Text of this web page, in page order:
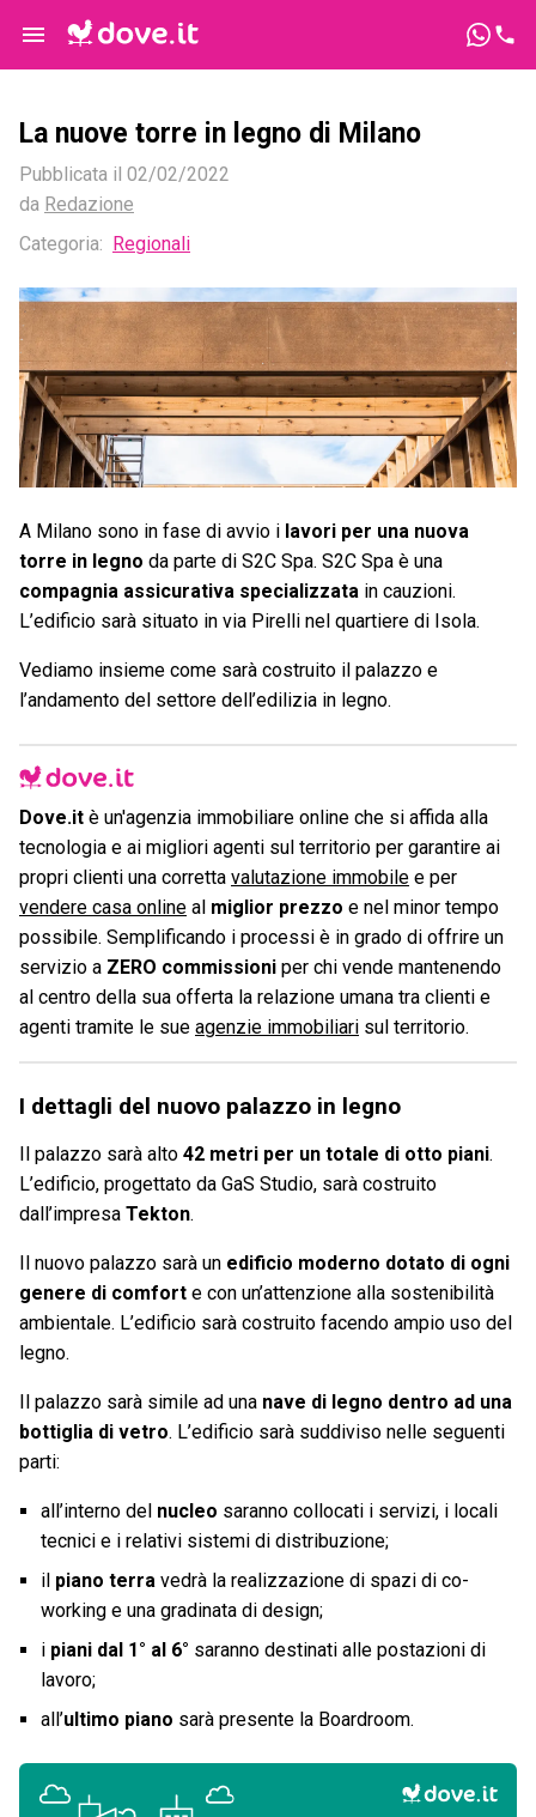
La nuove torre in legno di Milano
Pubblicata il 02/02/2022
da Redazione
Categoria:
Regionali
A Milano sono in fase di avvio i lavori per una nuova
torre in legno da parte di S2C Spa. S2C Spa è una
compagnia assicurativa specializzata in cauzioni.
L’edificio sarà situato in via Pirelli nel quartiere di Isola.
Vediamo insieme come sarà costruito il palazzo e
l’andamento del settore dell’edilizia in legno.
Dove.it è un'agenzia immobiliare online che si affida alla
tecnologia e ai migliori agenti sul territorio per garantire ai
propri clienti una corretta valutazione immobile e per
vendere casa online al miglior prezzo e nel minor tempo
possibile. Semplificando i processi è in grado di offrire un
servizio a ZERO commissioni per chi vende mantenendo
al centro della sua offerta la relazione umana tra clienti e
agenti tramite le sue agenzie immobiliari sul territorio.
I dettagli del nuovo palazzo in legno
Il palazzo sarà alto 42 metri per un totale di otto piani.
L’edificio, progettato da GaS Studio, sarà costruito
dall’impresa Tekton.
Il nuovo palazzo sarà un edificio moderno dotato di ogni
genere di comfort e con un’attenzione alla sostenibilità
ambientale. L’edificio sarà costruito facendo ampio uso del
legno.
Il palazzo sarà simile ad una nave di legno dentro ad una
bottiglia di vetro. L’edificio sarà suddiviso nelle seguenti
parti:
all’interno del nucleo saranno collocati i servizi, i locali
tecnici e i relativi sistemi di distribuzione;
il piano terravedrà la realizzazione di spazi di co-
working e una gradinata di design;
i piani dal 1° al 6° saranno destinati alle postazioni di
lavoro;
all’ultimo piano sarà presente la Boardroom.